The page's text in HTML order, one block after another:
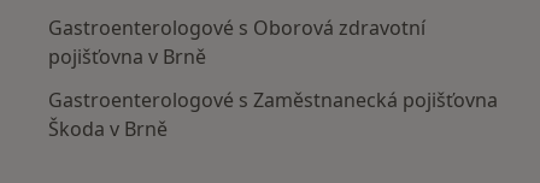
Gastroenterologové s Oborová zdravotní
pojišťovna v Brně
Gastroenterologové s Zaměstnanecká pojišťovna
Škoda v Brně